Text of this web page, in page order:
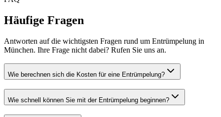
Häufige Fragen
Antworten auf die wichtigsten Fragen rund um Entrümpelung in
München. Ihre Frage nicht dabei? Rufen Sie uns an.
Wie berechnen sich die Kosten für eine Entrümpelung?
Wie schnell können Sie mit der Entrümpelung beginnen?